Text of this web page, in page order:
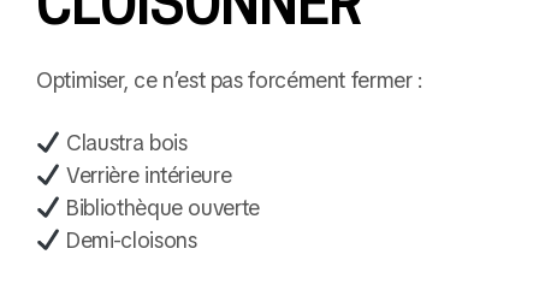
Optimiser, ce n’est pas forcément fermer :
Claustra bois
Verrière intérieure
Bibliothèque ouverte
Demi-cloisons